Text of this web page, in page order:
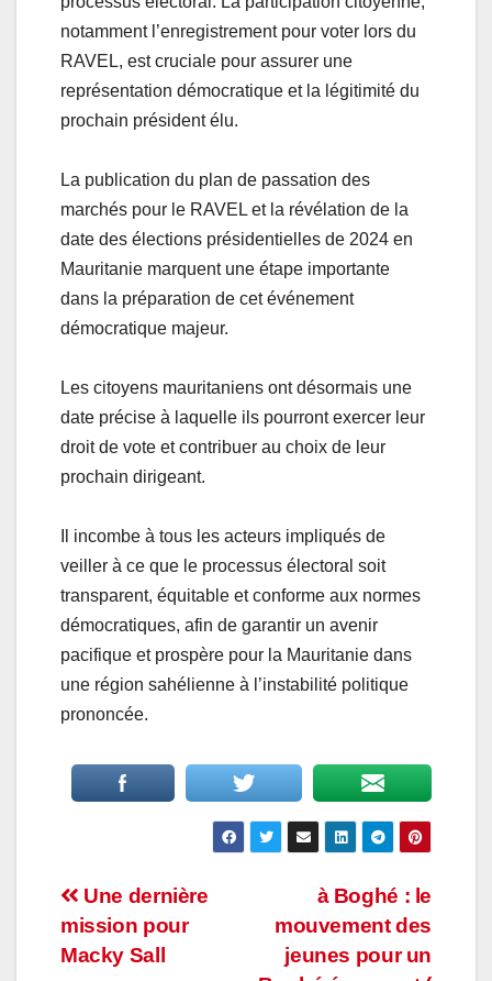
notamment l’enregistrement pour voter lors du
RAVEL, est cruciale pour assurer une
représentation démocratique et la légitimité du
prochain président élu.
La publication du plan de passation des
marchés pour le RAVEL et la révélation de la
date des élections présidentielles de 2024 en
Mauritanie marquent une étape importante
dans la préparation de cet événement
démocratique majeur.
Les citoyens mauritaniens ont désormais une
date précise à laquelle ils pourront exercer leur
droit de vote et contribuer au choix de leur
prochain dirigeant.
Il incombe à tous les acteurs impliqués de
veiller à ce que le processus électoral soit
transparent, équitable et conforme aux normes
démocratiques, afin de garantir un avenir
pacifique et prospère pour la Mauritanie dans
une région sahélienne à l’instabilité politique
prononcée.
Navigation
de
à Boghé : le
mouvement des
jeunes pour un
Une dernière
mission pour
Macky Sall